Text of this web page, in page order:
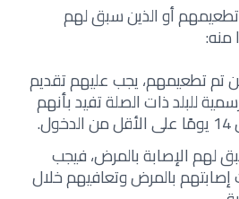
تطعيمهم أو الذين سبق لهم
منه:
تم تطعيمهم، يجب عليهم تقديم
للبلد ذات الصلة تفيد بأنهم
لهم الإصابة بالمرض، فيجب
إصابتهم بالمرض وتعافيهم خلال